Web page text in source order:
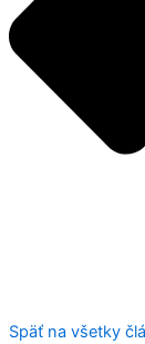
Späť na všetky